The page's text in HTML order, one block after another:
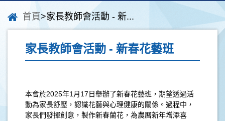
首頁>家長教師會活動 - 新...
家長教師會活動 - 新春花藝班
本會於2025年1月17日舉辦了新春花藝班，期望透過活
動為家長舒壓，認識花藝與心理健康的關係。過程中，
家長們發揮創意，製作新春蘭花，為農曆新年增添喜